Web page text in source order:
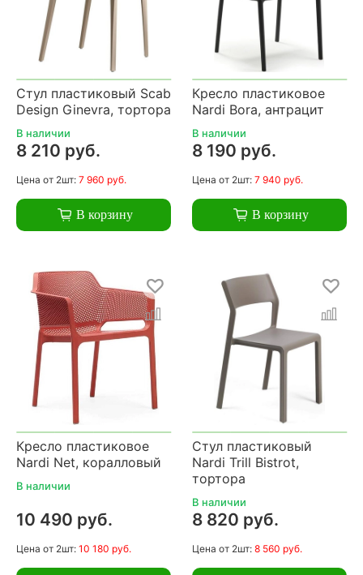
Стул пластиковый Scab
Design Ginevra, тортора
В наличии
8 210 руб.
Цена от 2шт: 7 960 руб.
В корзину
Кресло пластиковое
Nardi Bora, антрацит
В наличии
8 190 руб.
Цена от 2шт: 7 940 руб.
В корзину
Кресло пластиковое
Nardi Net, коралловый
В наличии
10 490 руб.
Цена от 2шт: 10 180 руб.
Стул пластиковый
Nardi Trill Bistrot,
тортора
В наличии
8 820 руб.
Цена от 2шт: 8 560 руб.